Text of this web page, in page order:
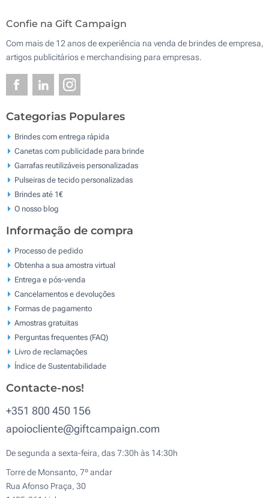
Confie na Gift Campaign
Com mais de 12 anos de experiência na venda de brindes de empresa,
artigos publicitários e merchandising para empresas.
Categorias Populares
Brindes com entrega rápida
Canetas com publicidade para brinde
Garrafas reutilizáveis personalizadas
Pulseiras de tecido personalizadas
Brindes até 1€
O nosso blog
Informação de compra
Processo de pedido
Obtenha a sua amostra virtual
Entrega e pós-venda
Cancelamentos e devoluções
Formas de pagamento
Amostras gratuitas
Perguntas frequentes (FAQ)
Livro de reclamaçōes
Índice de Sustentabilidade
Contacte-nos!
+351 800 450 156
apoiocliente@giftcampaign.com
De segunda a sexta-feira, das 7:30h às 14:30h
Torre de Monsanto, 7º andar
Rua Afonso Praça, 30